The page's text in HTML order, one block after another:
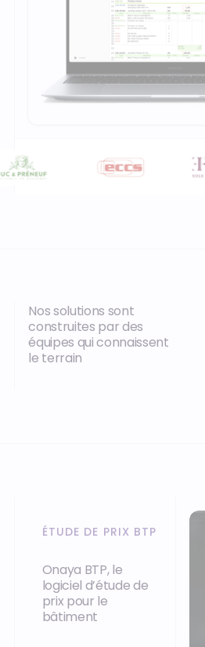
Nos solutions sont
construites par des
équipes qui connaissent
le terrain
ÉTUDE DE PRIX BTP
Onaya BTP, le
logiciel d’étude de
prix pour le
bâtiment